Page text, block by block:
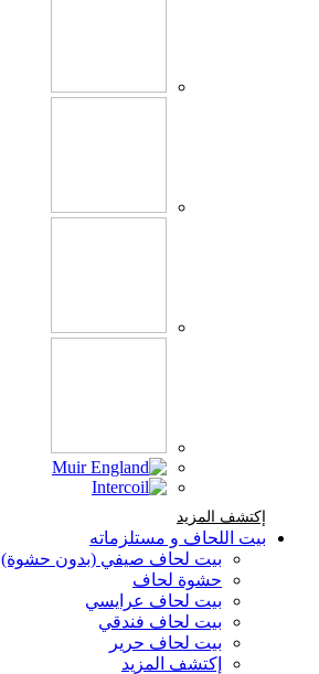
إكتشف المزيد
بيت اللحاف و مستلزماته
بيت لحاف صيفي (بدون حشوة)
حشوة لحاف
بيت لحاف عرايسي
بيت لحاف فندقي
بيت لحاف حرير
إكتشف المزيد